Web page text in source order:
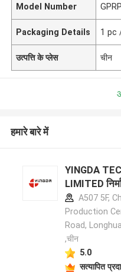
Model Number
Packaging Details 1 pc
उत्पत्ति के प्लेस चीन
हमारे बारे में
YINGDA
LIMITED
A507 5F,
Production
Road,
,चीन
5.0
सत्यापित